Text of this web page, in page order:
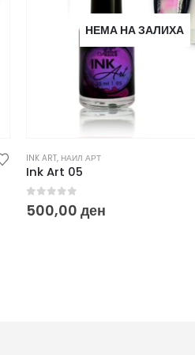
НЕМА НА ЗАЛИХА
INK ART, НАИЛ АРТ
Ink Art 05
0out of 5
500,00 ден